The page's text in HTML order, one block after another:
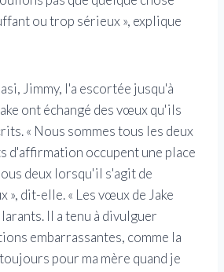
ou trop sérieux », explique
Jimmy, l'a escortée jusqu'à
ont échangé des vœux qu'ils
« Nous sommes tous les deux
d'affirmation occupent une place
deux lorsqu'il s'agit de
», dit-elle. « Les vœux de Jake
Il a tenu à divulguer
embarrassantes, comme la
pour ma mère quand je